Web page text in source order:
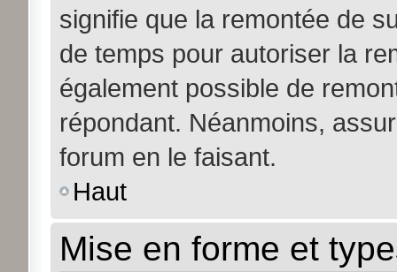
signifie que la remontée de
de temps pour autoriser la
également possible de
répondant. Néanmoins,
forum en le faisant.
Haut
Mise en forme et